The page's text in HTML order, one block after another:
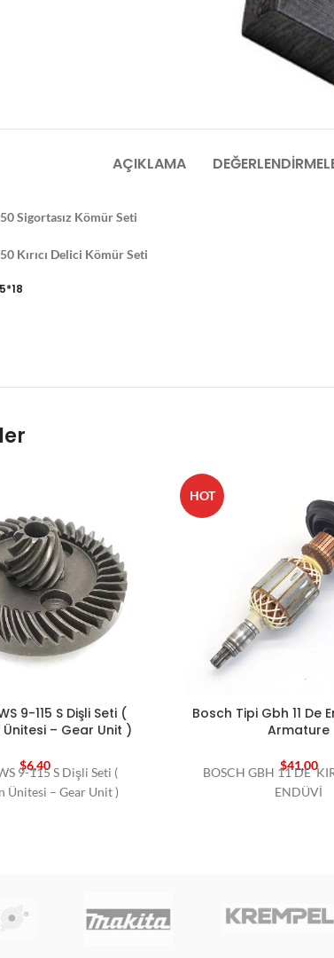
AÇIKLAMA
Sigortasız Kömür Seti
Kırıcı Delici Kömür Seti
9-115 S Dişli Seti (
Ünitesi – Gear Unit )
$6,40
9-115 S Dişli Seti (
Ünitesi – Gear Unit )
HOT
Bosch Tipi Gbh 11 De
Armature
$41,00
BOSCH GBH 11 DE
ENDÜVİ